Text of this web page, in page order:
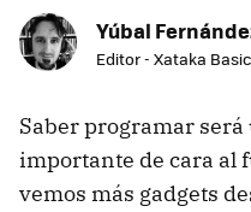
Yúbal
Editor - Xataka
Saber programar
importante de cara al
vemos más gadgets